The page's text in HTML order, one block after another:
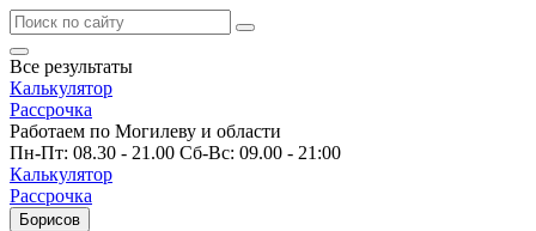
Все результаты
Калькулятор
Рассрочка
Работаем по Могилеву и области
Пн-Пт: 08.30 - 21.00 Сб-Вс: 09.00 - 21:00
Калькулятор
Рассрочка
Борисов